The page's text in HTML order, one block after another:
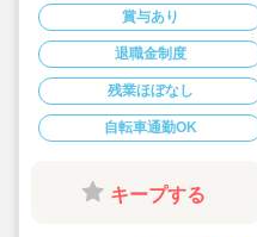
連休）も取得可能
◆雲母保育園は60
ります
◆仕事もプライベ
◆残業少な目です
い仕組みになって
◆行事は最低限で
ん。
◆日々の保育を大切
備・書き物類軽減
◆ピアノが弾けな
く方針です
◆保育以外の業務
ム導入で業務効率
賞与あり
退職金制度
残業ほぼなし
自転車通勤OK
キープする